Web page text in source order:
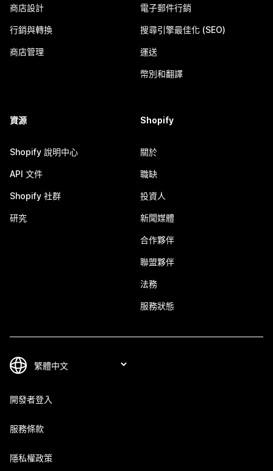
商店設計
行銷與轉換
商店管理
電子郵件行銷
搜尋引擎最佳化 (SEO)
運送
幣別和翻譯
資源
Shopify 說明中心
API 文件
Shopify 社群
研究
Shopify
關於
職缺
投資人
新聞媒體
合作夥伴
聯盟夥伴
法務
服務狀態
開發者登入
服務條款
隱私權政策